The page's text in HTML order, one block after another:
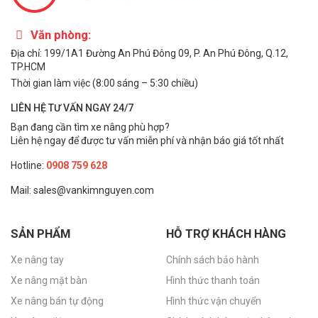
Vạn Kim Nguyên – đơn vị phân phối xe nâng uy tín, đa dạng
Xe nâng tay 5000kg giá rẻ
Hướng dẫn sử dụng xe nâng tay 3 tấn
Việc vận hành xe nâng tay thấp 3 tấn không hề khó. Chỉ cần
Văn phòng:
Địa chỉ: 199/1A1 Đường An Phú Đông 09, P. An Phú Đông, Q.12,
TP.HCM
Thời gian làm việc (8:00 sáng – 5:30 chiều)
LIÊN HỆ TƯ VẤN NGAY 24/7
Bạn đang cần tìm xe nâng phù hợp?
Liên hệ ngay để được tư vấn miễn phí và nhận báo giá tốt nhất
Hotline: 0908 759 628
Mail: sales@vankimnguyen.com
SẢN PHẨM
Xe nâng tay
Xe nâng mặt bàn
Xe nâng bán tự động
HỖ TRỢ KHÁCH HÀNG
Chính sách bảo hành
Hình thức thanh toán
Hình thức vận chuyển